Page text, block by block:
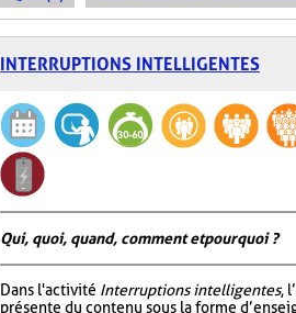
INTERRUPTIONS INTELLIGENTES
Qui, quoi, quand, comment et pourquoi ?
Dans l'activité Interruptions intelligentes,
présente du contenu sous la forme